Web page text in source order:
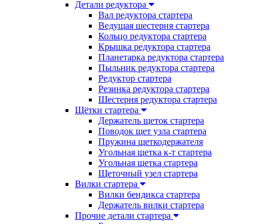
Детали редуктора
Вал редуктора стартера
Ведущая шестерня стартера
Кольцо редуктора стартера
Крышка редуктора стартера
Планетарка редуктора стартера
Пыльник редуктора стартера
Редуктор стартера
Резинка редуктора стартера
Шестерня редуктора стартера
Щётки стартера
Держатель щеток стартера
Поводок щет узла стартера
Пружина щеткодержателя
Угольная щетка к-т стартера
Угольная щетка стартера
Щеточный узел стартера
Вилки стартера
Вилки бендикса стартера
Держатель вилки стартера
Прочие детали стартера